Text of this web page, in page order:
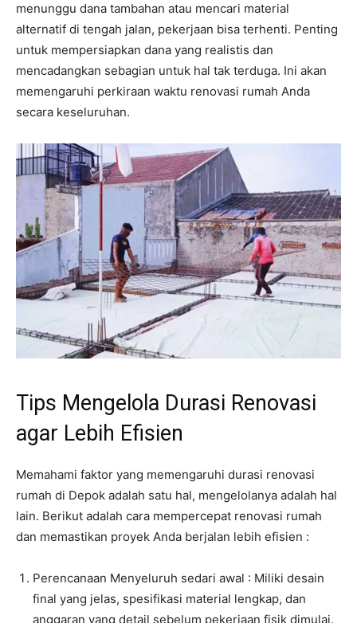
menunggu dana tambahan atau mencari material
alternatif di tengah jalan, pekerjaan bisa terhenti. Penting
untuk mempersiapkan dana yang realistis dan
mencadangkan sebagian untuk hal tak terduga. Ini akan
memengaruhi perkiraan waktu renovasi rumah Anda
secara keseluruhan.
Tips Mengelola Durasi Renovasi
agar Lebih Efisien
Memahami faktor yang memengaruhi durasi renovasi
rumah di Depok adalah satu hal, mengelolanya adalah hal
lain. Berikut adalah cara mempercepat renovasi rumah
dan memastikan proyek Anda berjalan lebih efisien :
Perencanaan Menyeluruh sedari awal : Miliki desain
final yang jelas, spesifikasi material lengkap, dan
anggaran yang detail sebelum pekerjaan fisik dimulai.